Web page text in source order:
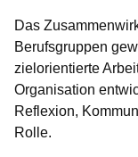
Das
Berufsgruppen
zielorientierte
Organisation
Reflexion,
Rolle.